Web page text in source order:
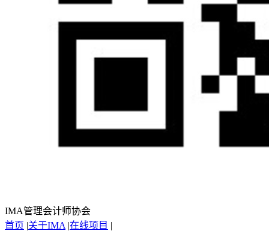
IMA管理会计师协会
首页 |关于IMA |在线项目 |